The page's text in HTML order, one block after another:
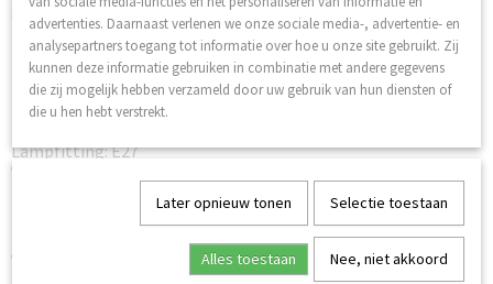
dus zeer geschikt voor verhuur en catering bedrijven.
Maar natuurlijk ook voor de particulier en zelfs scholen
kunnen hiermee uit de voeten.
Lampfitting: E27
Vermogen: 1 Watt
Lichtopbrengst: 30 lumen
Kleurtemperatuur: Rood, Groen, Blauw, Geel, Oranje
Voltage: 220-240V 50/60 Hz
advertenties. Daarnaast verlenen we onze sociale media-, advertentie- en
analysepartners toegang tot informatie over hoe u onze site gebruikt. Zij
kunnen deze informatie gebruiken in combinatie met andere gegevens
die zij mogelijk hebben verzameld door uw gebruik van hun diensten of
die u hen hebt verstrekt.
Later opnieuw tonen Selectie toestaan
Alles toestaan Nee, niet akkoord